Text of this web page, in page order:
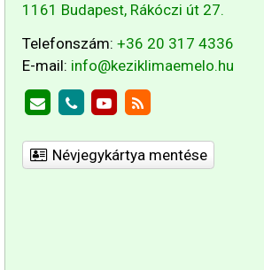
1161 Budapest, Rákóczi út 27.
Telefonszám: +36 20 317 4336
E-mail: info@keziklimaemelo.hu
Névjegykártya mentése